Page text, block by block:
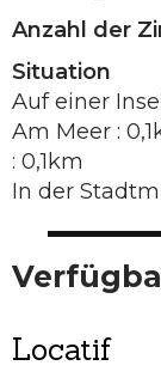
Anzahl der
Situation
Auf einer Insel
Am Meer :
: 0,1km
In der
Locatif